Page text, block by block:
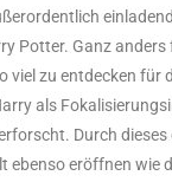
Pot­ter. Ganz
viel zu ent­de­cken
als
Durch
eben­so eröff­nen